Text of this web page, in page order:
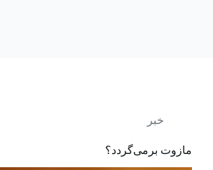
خبر
مازوت برمی‌گردد؟